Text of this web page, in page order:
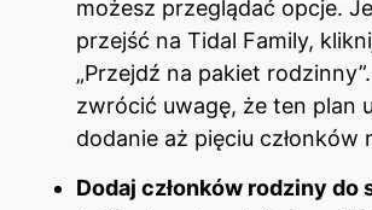
możesz przeglądać opcje.
przejść na Tidal Family,
„Przejdź na pakiet
zwrócić uwagę, że ten plan
dodanie aż pięciu członków
Dodaj członków rodziny do